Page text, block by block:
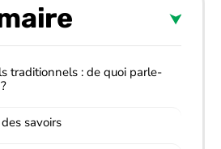
traditionnels : de quoi parle-
savoirs